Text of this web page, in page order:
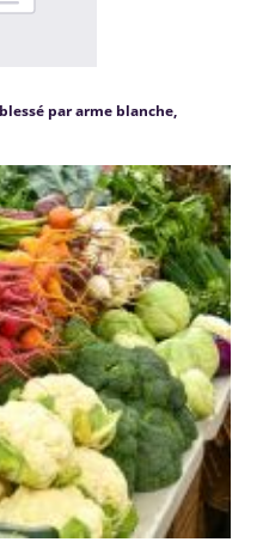
par arme blanche,